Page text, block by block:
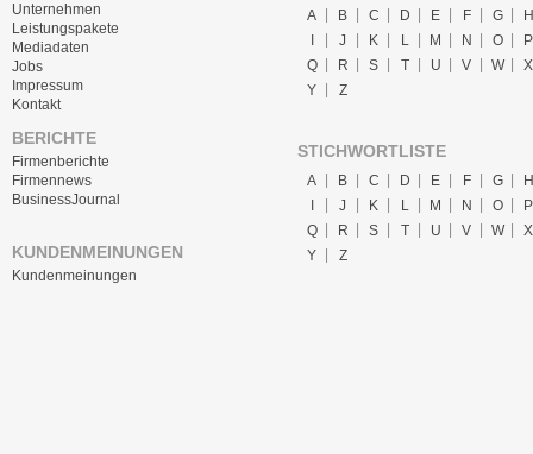
Unternehmen
Leistungspakete
Mediadaten
Jobs
Impressum
Kontakt
BERICHTE
Firmenberichte
Firmennews
BusinessJournal
KUNDENMEINUNGEN
Kundenmeinungen
A B C D E F G
H
J K L M N O
P
Q
R S T U V W
X
Y
Z
STICHWORTLISTE
A B C D E F G
H
I
J K L M N O
P
Q
R S T U V W
X
Y
Z